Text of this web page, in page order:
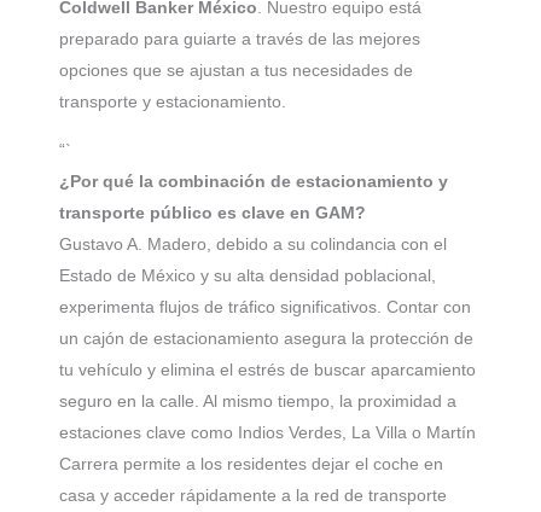
Coldwell Banker México. Nuestro equipo está
preparado para guiarte a través de las mejores
opciones que se ajustan a tus necesidades de
transporte y estacionamiento.
“`
¿Por qué la combinación de estacionamiento y
transporte público es clave en GAM?
Gustavo A. Madero, debido a su colindancia con el
Estado de México y su alta densidad poblacional,
experimenta flujos de tráfico significativos. Contar con
un cajón de estacionamiento asegura la protección de
tu vehículo y elimina el estrés de buscar aparcamiento
seguro en la calle. Al mismo tiempo, la proximidad a
estaciones clave como Indios Verdes, La Villa o Martín
Carrera permite a los residentes dejar el coche en
casa y acceder rápidamente a la red de transporte